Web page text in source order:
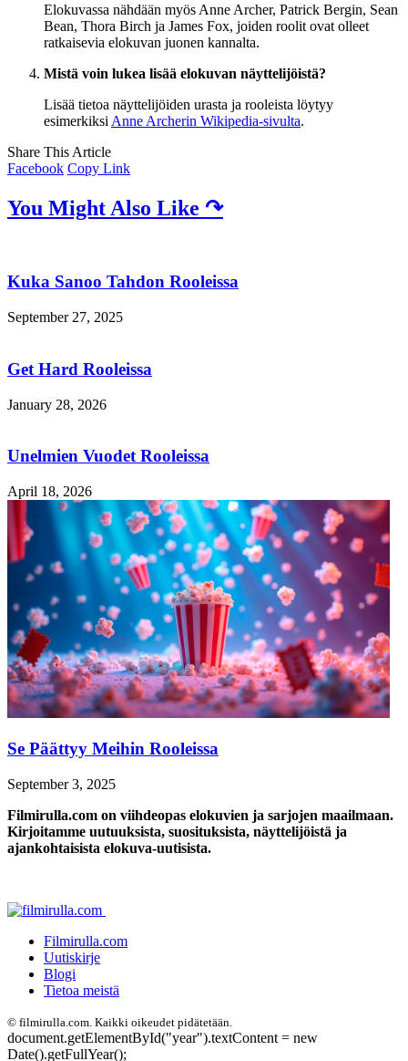
Elokuvassa nähdään myös Anne Archer, Patrick Bergin, Sean
Bean, Thora Birch ja James Fox, joiden roolit ovat olleet
ratkaisevia elokuvan juonen kannalta.
Mistä voin lukea lisää elokuvan näyttelijöistä?
Lisää tietoa näyttelijöiden urasta ja rooleista löytyy
esimerkiksi Anne Archerin Wikipedia-sivulta.
Share This Article
Facebook Copy Link
You Might Also Like ↷
Kuka Sanoo Tahdon Rooleissa
September 27, 2025
Get Hard Rooleissa
January 28, 2026
Unelmien Vuodet Rooleissa
April 18, 2026
Se Päättyy Meihin Rooleissa
September 3, 2025
Filmirulla.com on viihdeopas elokuvien ja sarjojen maailmaan.
Kirjoitamme uutuuksista, suosituksista, näyttelijöistä ja
ajankohtaisista elokuva-uutisista.
Filmirulla.com
Uutiskirje
Blogi
Tietoa meistä
© filmirulla.com. Kaikki oikeudet pidätetään.
document.getElementById("year").textContent = new
Date().getFullYear();